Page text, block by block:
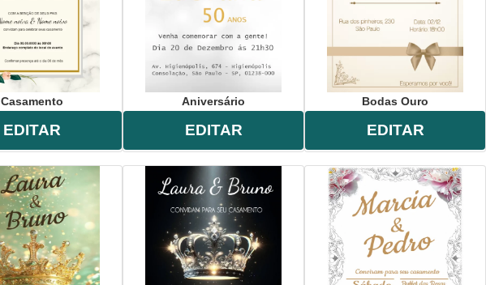
Casamento
EDITAR
Aniversário
EDITAR
Bodas Ouro
EDITAR